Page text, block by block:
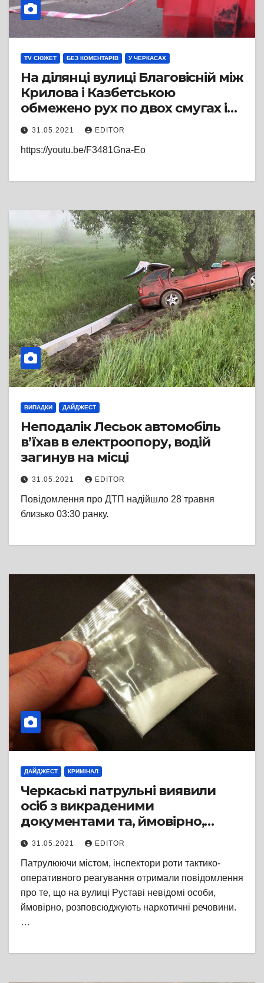
TV СЮЖЕТ БЕЗ КОМЕНТАРІВ У ЧЕРКАСАХ
На ділянці вулиці Благовісній між
Крилова і Казбетською
обмежено рух по двох смугах із
трьох через ремонт
тепломережі
31.05.2021 EDITOR
https://youtu.be/F3481Gna-Eo
ВИПАДКИ ДАЙДЖЕСТ
Неподалік Лесьок автомобіль
в’їхав в електроопору, водій
загинув на місці
31.05.2021 EDITOR
Повідомлення про ДТП надійшло 28 травня
близько 03:30 ранку.
ДАЙДЖЕСТ КРИМІНАЛ
Черкаські патрульні виявили
осіб з викраденими
документами та, ймовірно,
наркотичними речовинами
31.05.2021 EDITOR
Патрулюючи містом, інспектори роти тактико-
оперативного реагування отримали повідомлення
про те, що на вулиці Руставі невідомі особи,
ймовірно, розповсюджують наркотичні речовини.
…